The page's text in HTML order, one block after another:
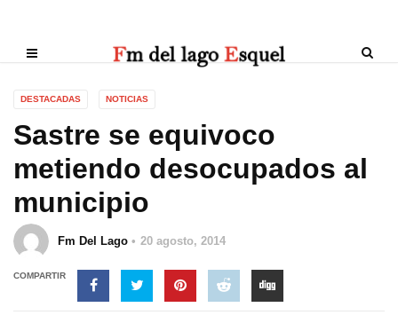
DESTACADAS NOTICIAS
Sastre se equivoco
metiendo desocupados al
municipio
Fm Del Lago 20 agosto, 2014
COMPARTIR